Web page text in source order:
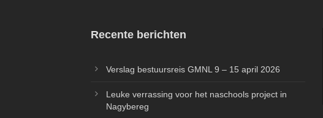
Recente berichten
Verslag bestuursreis GMNL 9 – 15 april 2026
Leuke verrassing voor het naschools project in
Nagybereg